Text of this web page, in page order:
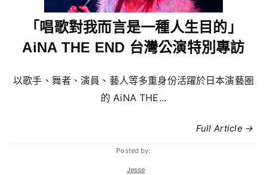
「唱歌對我而言是一種人生目的」
AiNA THE END 台灣公演特別專訪
以歌手、舞者、演員、藝人等多重身份活躍於日本演藝圈
的 AiNA THE...
Full Article →
Posted by:
Jesse